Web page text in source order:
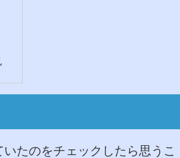
たのをチェックしたら思うこ